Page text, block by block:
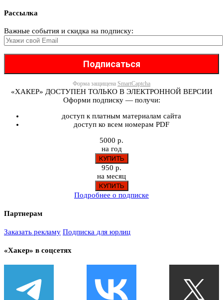
Рассылка
Важные события и скидка на подписку:
Форма защищена SmartCaptcha
«ХАКЕР» ДОСТУПЕН ТОЛЬКО В ЭЛЕКТРОННОЙ ВЕРСИИ
Оформи подписку — получи:
доступ к платным материалам сайта
доступ ко всем номерам PDF
5000 р.
на год
950 р.
на месяц
Подробнее о подписке
Партнерам
Заказать рекламу Подписка для юрлиц
«Хакер» в соцсетях